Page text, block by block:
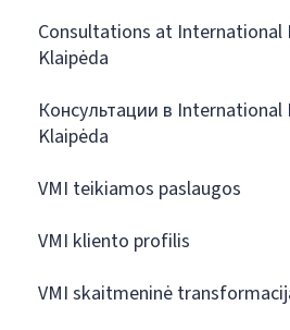
Consultations at International
Klaipėda
Консультации в International
Klaipėda
VMI teikiamos paslaugos
VMI kliento profilis
VMI skaitmeninė